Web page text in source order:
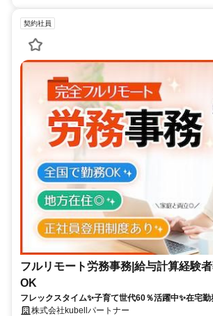
契約社員
フルリモート労務事務|給与計算経験
OK
フレックスタイム✨子育て世代60％活躍中✨在宅勤
株式会社kubellパートナー